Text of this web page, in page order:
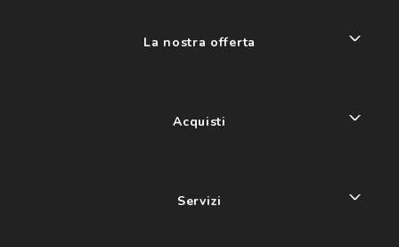
La nostra offerta
Acquisti
Servizi